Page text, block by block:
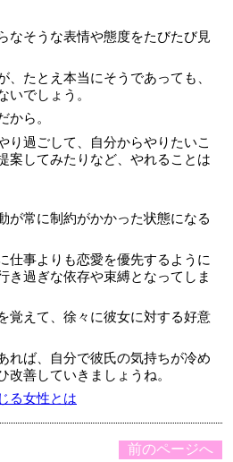
なそうな表情や態度をたびたび見
たとえ本当にそうであっても、
でしょう。
ら。
り過ごして、自分からやりたいこ
案してみたりなど、やれることは
が常に制約がかかった状態になる
仕事よりも恋愛を優先するように
き過ぎな依存や束縛となってしま
覚えて、徐々に彼女に対する好意
れば、自分で彼氏の気持ちが冷め
善していきましょうね。
る女性とは
前のページへ